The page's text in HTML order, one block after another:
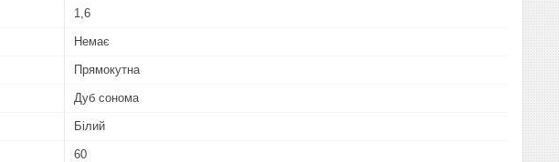
1,6
Немає
Прямокутна
Дуб сонома
Білий
60